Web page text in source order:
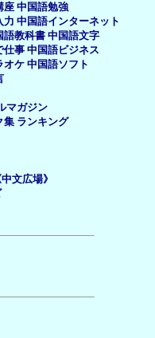
座 中国語勉強
力 中国語インターネット
語教科書 中国語文字
仕事 中国語ビジネス
オケ 中国語ソフト
マガジン
集 ランキング
文広場》